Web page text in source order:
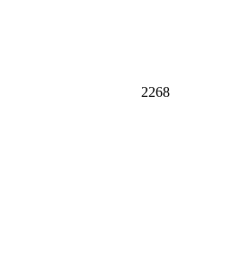
2268